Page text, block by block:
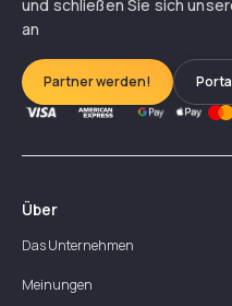
und schließen Sie sich
an
Partner werden!
Über
Das Unternehmen
Meinungen